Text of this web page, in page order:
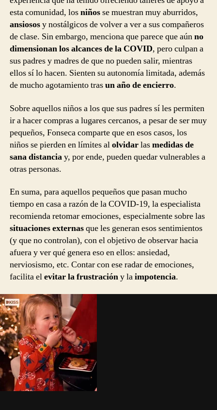
esta comunidad, losniñosse muestran muy aburridos,
ansiososy nostálgicos de volver a ver a sus compañeros
de clase. Sin embargo, menciona que parece que aúnno
dimensionan los alcances de la COVID, pero culpan a
sus padres y madres de que no pueden salir, mientras
ellos sí lo hacen. Sienten su autonomía limitada, además
de mucho agotamiento trasun año de encierro.
Sobre aquellos niños a los que sus padres sí les permiten
ir a hacer compras a lugares cercanos, a pesar de ser muy
pequeños, Fonseca comparte que en esos casos, los
niños se pierden en límites alolvidarlasmedidas de
sana distanciay, por ende, pueden quedar vulnerables a
otras personas.
En suma, para aquellos pequeños que pasan mucho
tiempo en casa a razón de la COVID-19, la especialista
recomienda retomar emociones, especialmente sobre las
situaciones externasque les generan esos sentimientos
(y que no controlan), con el objetivo de observar hacia
afuera y ver qué genera eso en ellos: ansiedad,
nerviosismo, etc. Contar con ese radar de emociones,
facilita elevitar la frustracióny laimpotencia.